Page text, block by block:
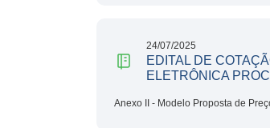
24/07/2025
EDITAL DE
ELETRÔNICA
Anexo II - Modelo Proposta de